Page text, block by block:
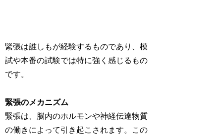
緊張は誰しもが経験するものであり、模
試や本番の試験では特に強く感じるもの
です。
緊張のメカニズム
緊張は、脳内のホルモンや神経伝達物質
の働きによって引き起こされます。この